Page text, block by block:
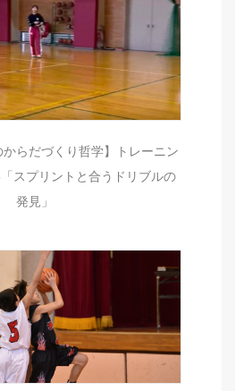
からだづくり哲学】トレーニン
スプリントと合うドリブルの
発見」